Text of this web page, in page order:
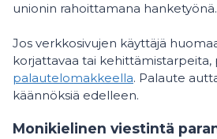
unionin rahoittamana hanketyönä.
Jos verkkosivujen käyttäjä
korjattavaa tai kehittämistarpeita,
palautelomakkeella. Palaute
käännöksiä edelleen.
Monikielinen viestintä